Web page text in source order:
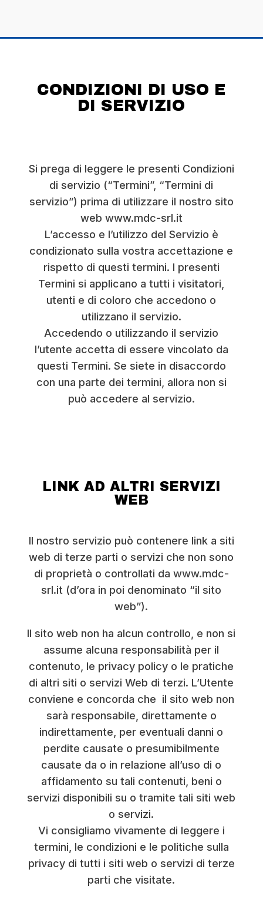
CONDIZIONI DI USO E
DI SERVIZIO
Si prega di leggere le presenti Condizioni
di servizio (“Termini”, “Termini di
servizio”) prima di utilizzare il nostro sito
web www.mdc-srl.it
L’accesso e l’utilizzo del Servizio è
condizionato sulla vostra accettazione e
rispetto di questi termini. I presenti
Termini si applicano a tutti i visitatori,
utenti e di coloro che accedono o
utilizzano il servizio.
Accedendo o utilizzando il servizio
l’utente accetta di essere vincolato da
questi Termini. Se siete in disaccordo
con una parte dei termini, allora non si
può accedere al servizio.
LINK AD ALTRI SERVIZI
WEB
Il nostro servizio può contenere link a siti
web di terze parti o servizi che non sono
di proprietà o controllati da www.mdc-
srl.it (d’ora in poi denominato “il sito
web”).
Il sito web non ha alcun controllo, e non si
assume alcuna responsabilità per il
contenuto, le privacy policy o le pratiche
di altri siti o servizi Web di terzi. L’Utente
conviene e concorda che il sito web non
sarà responsabile, direttamente o
indirettamente, per eventuali danni o
perdite causate o presumibilmente
causate da o in relazione all’uso di o
affidamento su tali contenuti, beni o
servizi disponibili su o tramite tali siti web
o servizi.
Vi consigliamo vivamente di leggere i
termini, le condizioni e le politiche sulla
privacy di tutti i siti web o servizi di terze
parti che visitate.